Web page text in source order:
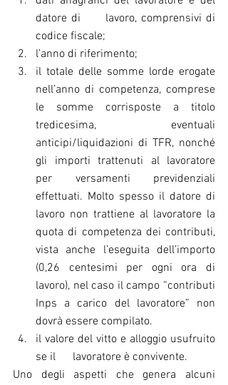
datore di      lavoro, comprensivi di
codice fiscale;
l’anno di riferimento;
il totale delle somme lorde erogate
nell’anno di competenza, comprese
le somme corrisposte a titolo
tredicesima, eventuali
anticipi/liquidazioni di TFR, nonché
gli importi trattenuti al lavoratore
per versamenti previdenziali
effettuati. Molto spesso il datore di
lavoro non trattiene al lavoratore la
quota di competenza dei contributi,
vista anche l’eseguita dell’importo
(0,26 centesimi per ogni ora di
lavoro), nel caso il campo “contributi
Inps a carico del lavoratore” non
dovrà essere compilato.
il valore del vitto e alloggio usufruito
se il      lavoratore è convivente.
Uno degli aspetti che genera alcuni